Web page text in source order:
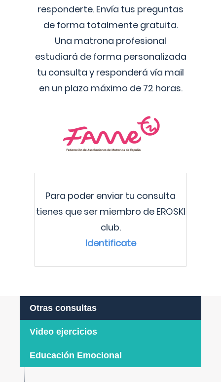
responderte. Envía tus preguntas
de forma totalmente gratuita.
Una matrona profesional
estudiará de forma personalizada
tu consulta y responderá vía mail
en un plazo máximo de 72 horas.
Para poder enviar tu consulta
tienes que ser miembro de EROSKI
club.
Identificate
Otras consultas
Video ejercicios
Educación Emocional